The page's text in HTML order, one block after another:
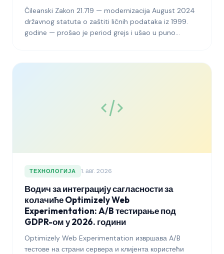
Čileanski Zakon 21.719 — modernizacija August 2024
državnog statuta o zaštiti ličnih podataka iz 1999.
godine — prošao je period grejs i ušao u puno
Agency). Ovaj vodič objašnjava šta izdavači koji
arhitekturu banera, evidentiranje revizije i
obelodanjivanja prekograničnih prenosa podataka sa
ТЕХНОЛОГИЈА 1. авг. 2026
Водич за интеграцију сагласности за
колачиће Optimizely Web
Experimentation: A/B тестирање под
GDPR-ом у 2026. години
Optimizely Web Experimentation извршава A/B
тестове на страни сервера и клијента користећи